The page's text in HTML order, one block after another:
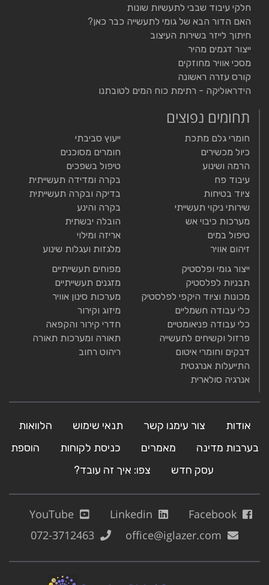
חלקי עיבוד שבבי לתעשיות שונות
האם הדור הבא של גומי לתעשייה כבר כאן?
חיתוך לייזר בשירות העיצוב
ייצור דגמים מהיר
מסכי אוויר מחוזקים
קורס עזרה ראשונה
הידראוליקה - רתימת כוח המים לטובתנו
תחומים נפוצים
חומרי גלם מתכת
כיול מכשירים
הרמה ושינוע
עיבוד פח
ציוד בטיחות
שירותי ניקוי תעשייתי
מערכות כיבוי אש
טיפול במים
זיהום אוויר
ייעוץ סביבתי
חומרים מסוכנים
טיפול בשפכים
בקרה ומדידה תעשייתית
בדיקה ובקרה תעשייתית
בקרה והינע
הובלה יבשתית
אריזה ומילוי
מלגזות ועגלות שינוע
ייצור גומי ופלסטיק
תבניות לפלסטיק
מכונות וציוד היקפי לפלסטיק
כלי עבודה חשמליים
כלי עבודה פניאומטיים
פרזול וקשיחים לתעשייה
דבקים וחומרי איטום
התייעלות אנרגטית
אנרגיה סולארית
מפוחים תעשייתיים
מזגנים תעשייתיים
מערכות סינון אוויר
מיזוג וקירור
חדרי קירור והקפאה
תאורה ומערכות תאורה
ריהוט רחוב
אודות צור עימנו קשר תנאי שימוש
הלוואות
בערבות מדינה
מאמרים כניסת לקוחות
הוספת
עסק חדש
צפו: איך זה עובד?
Facebook